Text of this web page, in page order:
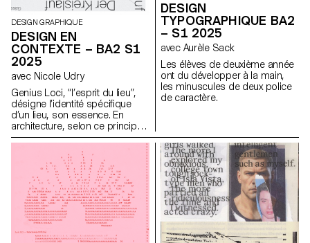
DESIGN GRAPHIQUE
DESIGN EN
CONTEXTE – BA2 S1
2025
avec Nicole Udry
Genius Loci, “l’esprit du lieu”,
désigne l’identité spécifique
d’un lieu, son essence. En
architecture, selon ce principe,
les caractéristiques uniques
d’un lieu sont prolongées dans
une réalisation. Les élèves de
2ème année en Design
graphique ont travaillé sur une
communication basée sur ce
principe et sur la réalisation
architecturale qui s’y réfère afin
d’en faire la promotion, ou de
prolonger la communication du
DESIGN
TYPOGRAPHIQUE BA2
– S1 2025
avec Aurèle Sack
Les élèves de deuxième année
ont du développer à la main,
les minuscules de deux police
de caractère.